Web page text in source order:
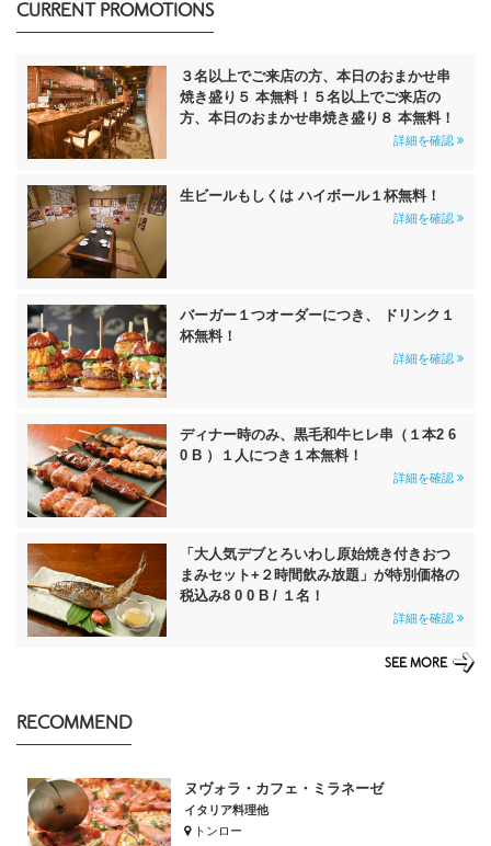
CURRENT PROMOTIONS
３名以上でご来店の方、本日のおまかせ串
焼き盛り５ 本無料！５名以上でご来店の
方、本日のおまかせ串焼き盛り８ 本無料！
詳細を確認
生ビールもしくは ハイボール１杯無料！
詳細を確認
バーガー１つオーダーにつき、 ドリンク１
杯無料！
詳細を確認
ディナー時のみ、黒毛和牛ヒレ串（１本2 6
0 B ）１人につき１本無料！
詳細を確認
「大人気デブとろいわし原始焼き付きおつ
まみセット+２時間飲み放題」が特別価格の
税込み8 0 0 B / １名！
詳細を確認
SEE MORE
RECOMMEND
ヌヴォラ・カフェ・ミラネーゼ
イタリア料理他
トンロー